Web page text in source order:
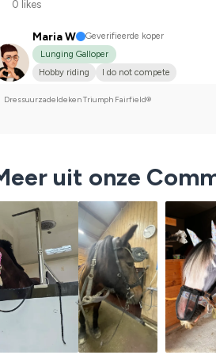
0 likes
Maria W
Geverifieerde koper
Lunging Galloper
Hobby riding
I do not compete
Dressuurzadeldeken Triumph Fairfield®
uit onze